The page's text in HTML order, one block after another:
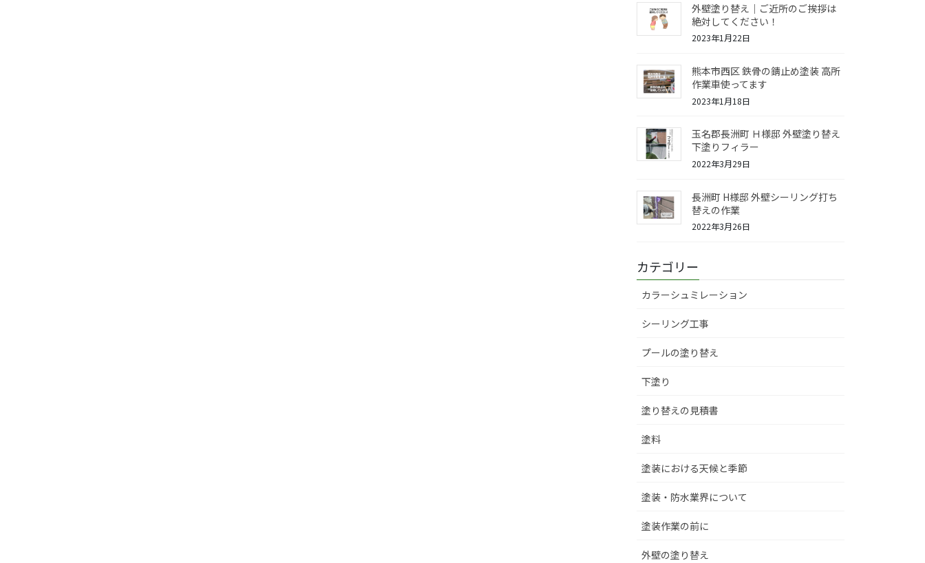
外壁塗り替え｜ご近所のご挨拶は
絶対してください！
2023年1月22日
熊本市西区 鉄骨の錆止め塗装 高所
作業車使ってます
2023年1月18日
玉名郡長洲町 Ｈ様邸 外壁塗り替え
下塗りフィラー
2022年3月29日
長洲町 H様邸 外壁シーリング打ち
替えの作業
2022年3月26日
カテゴリー
カラーシュミレーション
シーリング工事
プールの塗り替え
下塗り
塗り替えの見積書
塗料
塗装における天候と季節
塗装・防水業界について
塗装作業の前に
外壁の塗り替え